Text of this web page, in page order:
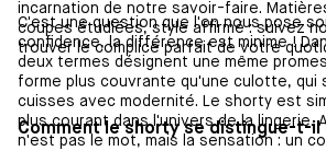
incarnation de notre savoir-faire.
coupes étudiées, style affirmé : suivez
trouver le complice parfait de votre
C'est une question que l'on nous pose
confidence, la différence est minime !
deux termes désignent une même
forme plus couvrante qu'une culotte, qui
cuisses avec modernité. Le shorty est
plus courant dans l'univers de la lingerie.
n'est pas le mot, mais la sensation : un
Comment le shorty se distingue-t-il